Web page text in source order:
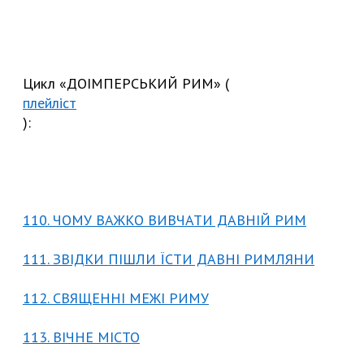
Цикл «ДОІМПЕРСЬКИЙ РИМ» (
плейліст
):
110. ЧОМУ ВАЖКО ВИВЧАТИ ДАВНІЙ РИМ
111. ЗВІДКИ ПІШЛИ ЇСТИ ДАВНІ РИМЛЯНИ
112. СВЯЩЕННІ МЕЖІ РИМУ
113. ВІЧНЕ МІСТО